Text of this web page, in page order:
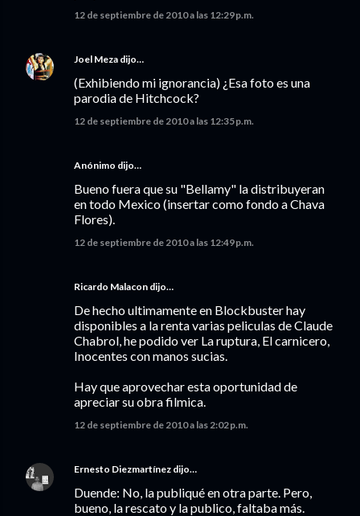
12 de septiembre de 2010 a las 12:29 p.m.
Joel Meza dijo…
(Exhibiendo mi ignorancia) ¿Esa foto es una
parodia de Hitchcock?
12 de septiembre de 2010 a las 12:35 p.m.
Anónimo dijo…
Bueno fuera que su "Bellamy" la distribuyeran
en todo Mexico (insertar como fondo a Chava
Flores).
12 de septiembre de 2010 a las 12:49 p.m.
Ricardo Malacon dijo…
De hecho ultimamente en Blockbuster hay
disponibles a la renta varias peliculas de Claude
Chabrol, he podido ver La ruptura, El carnicero,
Inocentes con manos sucias.
Hay que aprovechar esta oportunidad de
apreciar su obra filmica.
12 de septiembre de 2010 a las 2:02 p.m.
Ernesto Diezmartínez dijo…
Duende: No, la publiqué en otra parte. Pero,
bueno, la rescato y la publico, faltaba más.